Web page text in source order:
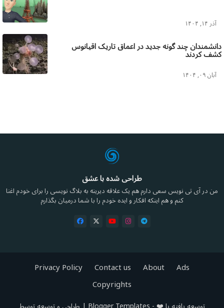
آذر ۱۴, ۱۴۰۴
دانشمندان چند گونه جدید در اعماق تاریک اقیانوس
کشف کردند
آبان ۰۹, ۱۴۰۴
طراحی شده با عشق
من در آی تی نویس سعی دارم هم یک علاقه دیرینه به بلاگ نویسی را برای خودم اغنا
کنم و هم اینکه افکار و ایده خودم را با شما درمیان بگذارم
Ads
About
Contact us
Privacy Policy
Copyrights